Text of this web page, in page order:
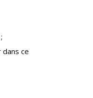
ce